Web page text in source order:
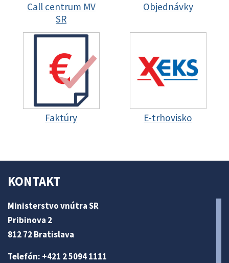
Call centrum MV
SR
Objednávky
Faktúry E-trhovisko
KONTAKT
Ministerstvo vnútra SR
Pribinova 2
812 72 Bratislava
Telefón: +421 2 5094 1111